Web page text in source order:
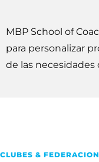
MBP School of
para personalizar
de las
CLUBES &